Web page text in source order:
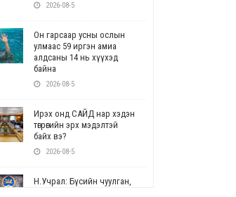
2026-08-5
Он гарсаар усны ослын
улмаас 59 иргэн амиа
алдсаны 14 нь хүүхэд
байна
2026-08-5
Ирэх онд САЙД нар хэдэн
төгрөгийн эрх мэдэлтэй
байх вэ?
2026-08-5
Н.Учрал: Бүсийн чуулган,